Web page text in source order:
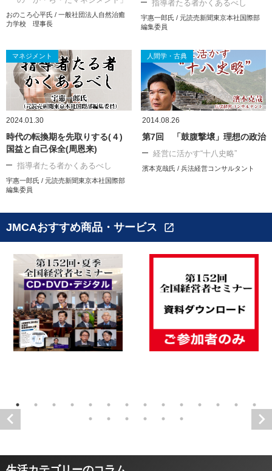
おのころ心平氏 / 一般社団法人自然治癒
力学校 理事長
指導者たる者かくあるべし
宇惠一郎氏 / 元読売新聞東京本社国際部
編集委員
マネジメント
2024.01.30
時代の転換期を先取りする(４)
国益と自己保全(周恩来)
指導者たる者かくあるべし
宇惠一郎氏 / 元読売新聞東京本社国際部
編集委員
人間学・古典
2014.08.26
第7回 「鼓腹撃壌」理想の政治
経営に活かす“十八史略”
濱本克哉氏 / 兵法経営コンサルタント
JMCAおすすめ商品・サービス open_in_new